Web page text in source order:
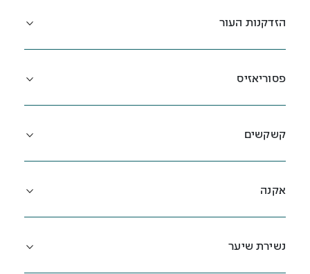
הזדקנות העור
פסוריאזיס
קשקשים
אקנה
נשירת שיער